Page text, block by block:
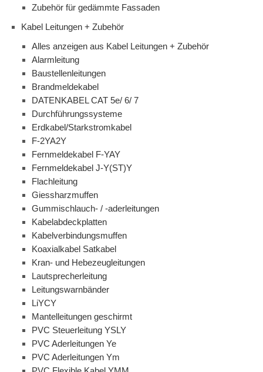
Zubehör für gedämmte Fassaden
Kabel Leitungen + Zubehör
Alles anzeigen aus Kabel Leitungen + Zubehör
Alarmleitung
Baustellenleitungen
Brandmeldekabel
DATENKABEL CAT 5e/ 6/ 7
Durchführungssysteme
Erdkabel/Starkstromkabel
F-2YA2Y
Fernmeldekabel F-YAY
Fernmeldekabel J-Y(ST)Y
Flachleitung
Giessharzmuffen
Gummischlauch- / -aderleitungen
Kabelabdeckplatten
Kabelverbindungsmuffen
Koaxialkabel Satkabel
Kran- und Hebezeugleitungen
Lautsprecherleitung
Leitungswarnbänder
LiYCY
Mantelleitungen geschirmt
PVC Steuerleitung YSLY
PVC Aderleitungen Ye
PVC Aderleitungen Ym